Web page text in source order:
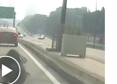
Seorang mangsa disahkan
akibat terkena tembakan,
mengalami kecederaan.
lagi individu cedera
dikenal pasti selepas dibawa
Polis kini sedang giat